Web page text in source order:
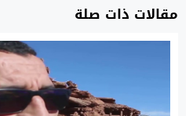
مقالات ذات صلة